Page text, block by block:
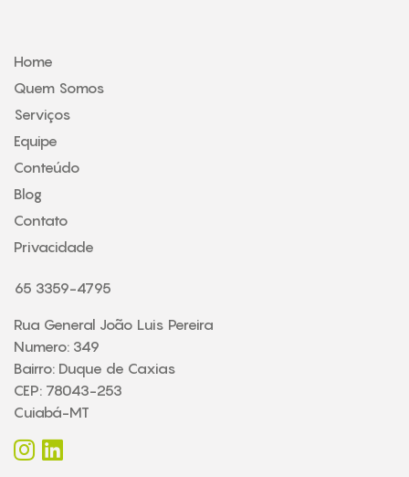
Home
Quem Somos
Serviços
Equipe
Conteúdo
Blog
Contato
Privacidade
65 3359-4795
Rua General João Luis Pereira
Numero: 349
Bairro: Duque de Caxias
CEP: 78043-253
Cuiabá-MT